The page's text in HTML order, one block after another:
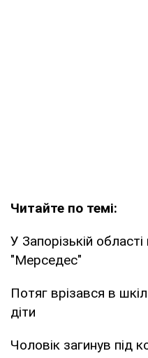
Читайте по темі:
У Запорізькій
"Мерседес"
Потяг врізався в
діти
Чоловік загинув під